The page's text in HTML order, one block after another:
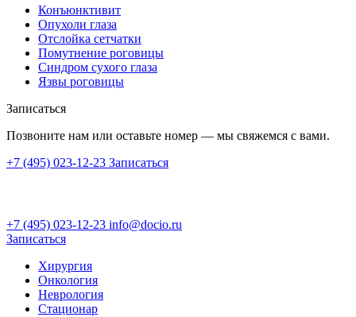
Конъюнктивит
Опухоли глаза
Отслойка сетчатки
Помутнение роговицы
Синдром сухого глаза
Язвы роговицы
Записаться
Позвоните нам или оставьте номер — мы свяжемся с вами.
+7 (495) 023-12-23 Записаться
+7 (495) 023-12-23 info@docio.ru
Записаться
Хирургия
Онкология
Неврология
Стационар